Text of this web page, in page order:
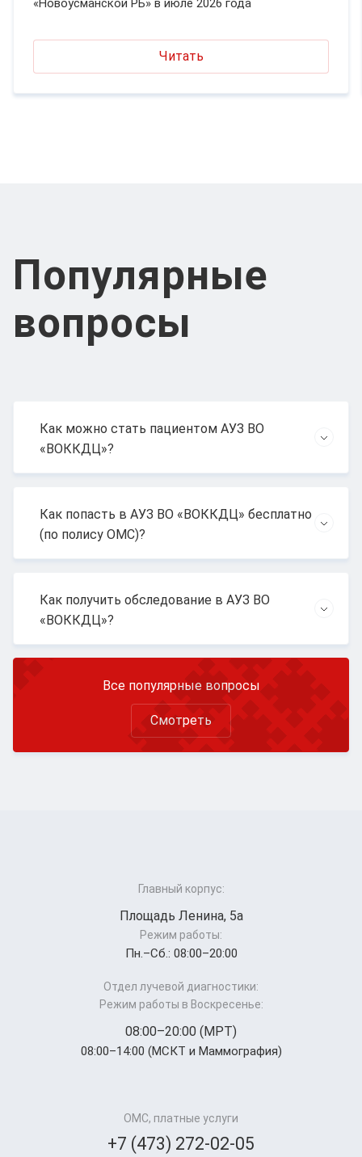
«Новоусманской РБ» в июле 2026 года
Читать
Популярные
вопросы
Как можно стать пациентом АУЗ ВО
«ВОККДЦ»?
Как попасть в АУЗ ВО «ВОККДЦ» бесплатно
(по полису ОМС)?
Как получить обследование в АУЗ ВО
«ВОККДЦ»?
Все популярные вопросы
Смотреть
Главный корпус:
Площадь Ленина, 5а
Режим работы:
Пн.–Cб.: 08:00–20:00
Отдел лучевой диагностики:
Режим работы в Воскресенье:
08:00–20:00 (МРТ)
08:00–14:00 (МСКТ и Маммография)
ОМС, платные услуги
+7 (473) 272-02-05